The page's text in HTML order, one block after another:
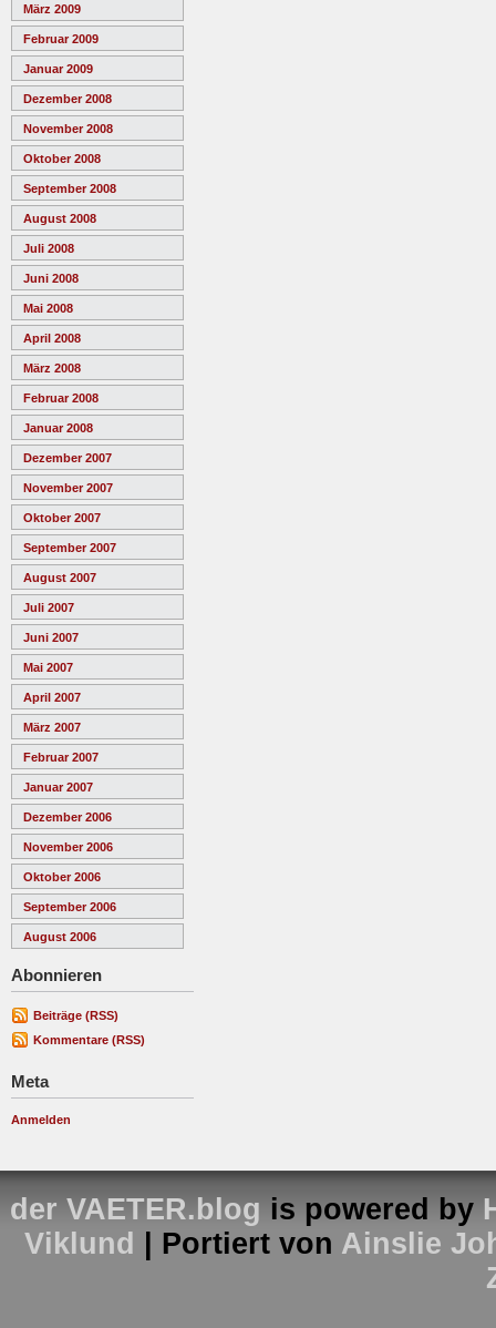
März 2009
Februar 2009
Januar 2009
Dezember 2008
November 2008
Oktober 2008
September 2008
August 2008
Juli 2008
Juni 2008
Mai 2008
April 2008
März 2008
Februar 2008
Januar 2008
Dezember 2007
November 2007
Oktober 2007
September 2007
August 2007
Juli 2007
Juni 2007
Mai 2007
April 2007
März 2007
Februar 2007
Januar 2007
Dezember 2006
November 2006
Oktober 2006
September 2006
August 2006
Abonnieren
Beiträge (RSS)
Kommentare (RSS)
Meta
Anmelden
der VAETER.blog is powered by
Viklund
| Portiert von Ainslie